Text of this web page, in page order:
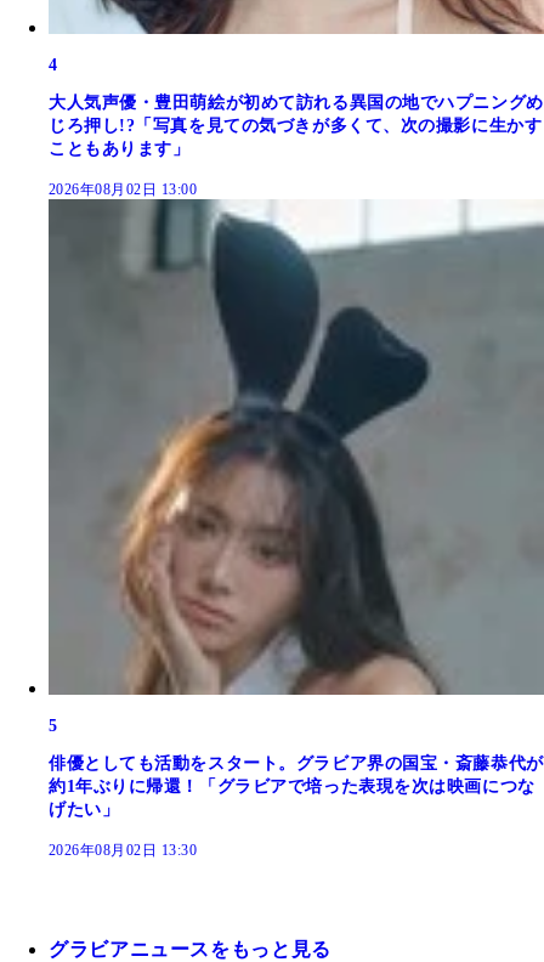
4
大人気声優・豊田萌絵が初めて訪れる異国の地でハプニングめ
じろ押し!?「写真を見ての気づきが多くて、次の撮影に生かす
こともあります」
2026年08月02日 13:00
5
俳優としても活動をスタート。グラビア界の国宝・斎藤恭代が
約1年ぶりに帰還！「グラビアで培った表現を次は映画につな
げたい」
2026年08月02日 13:30
グラビアニュースをもっと見る